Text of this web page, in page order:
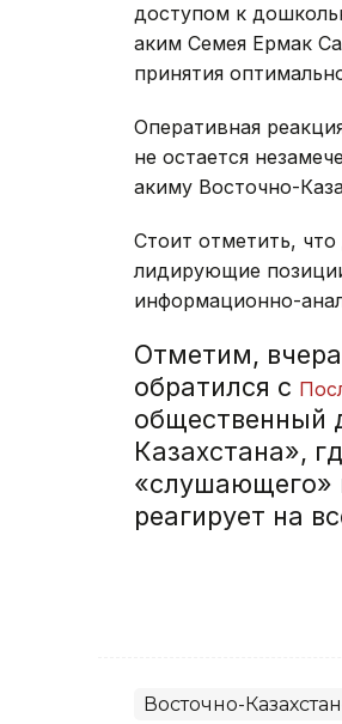
доступом к
аким Семея Ермак
принятия
Оперативная
не остается
акиму Восточно-
Стоит отметить,
лидирующие
информационно-
Отметим,
обратился с
общественный
Казахстана»,
«слушающего»
реагирует на
Восточно-